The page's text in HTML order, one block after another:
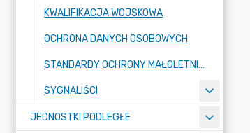
KWALIFIKACJA WOJSKOWA
OCHRONA DANYCH OSOBOWYCH
STANDARDY OCHRONY MAŁOLETNICH
SYGNALIŚCI
JEDNOSTKI PODLEGŁE